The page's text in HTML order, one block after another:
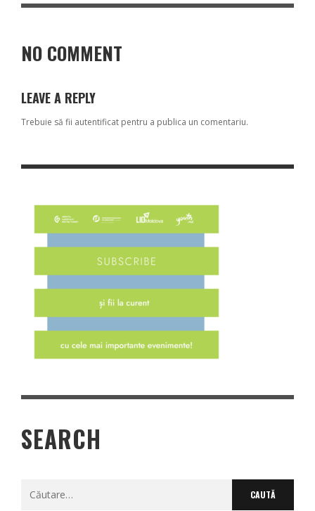
NO COMMENT
LEAVE A REPLY
Trebuie să fii autentificat pentru a publica un comentariu.
SEARCH
Caută